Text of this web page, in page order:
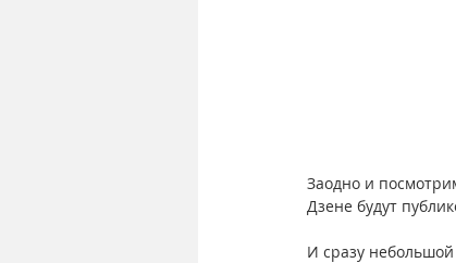
Заодно и
Дзене будут
И сразу